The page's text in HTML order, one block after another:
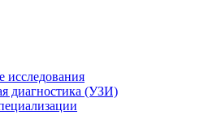
исследования
диагностика (УЗИ)